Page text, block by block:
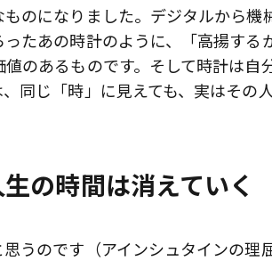
のになりました。デジタルから機
たあの時計のように、「高揚する
のあるものです。そして時計は自
同じ「時」に見えても、実はその
の時間は消えていく
うのです（アインシュタインの理